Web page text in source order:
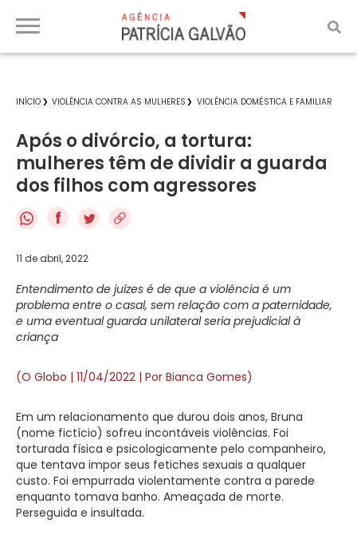
INÍCIO VIOLÊNCIA CONTRA AS MULHERES VIOLÊNCIA DOMÉSTICA E FAMILIAR
Após o divórcio, a tortura:
mulheres têm de dividir a guarda
dos filhos com agressores
f
11 de abril, 2022
Entendimento de juízes é de que a violência é um
problema entre o casal, sem relação com a paternidade,
e uma eventual guarda unilateral seria prejudicial à
criança
(O Globo | 11/04/2022 | Por Bianca Gomes)
Em um relacionamento que durou dois anos, Bruna
(nome fictício) sofreu incontáveis violências. Foi
torturada física e psicologicamente pelo companheiro,
que tentava impor seus fetiches sexuais a qualquer
custo. Foi empurrada violentamente contra a parede
enquanto tomava banho. Ameaçada de morte.
Perseguida e insultada.